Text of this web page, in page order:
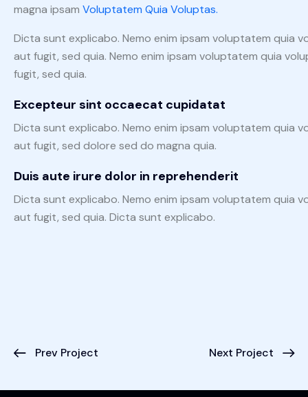
magna ipsam Voluptatem Quia Voluptas.
Dicta sunt explicabo. Nemo enim ipsam voluptatem quia
aut fugit, sed quia. Nemo enim ipsam voluptatem quia
fugit, sed quia.
Excepteur sint occaecat cupidatat
Dicta sunt explicabo. Nemo enim ipsam voluptatem quia
aut fugit, sed dolore sed do magna quia.
Duis aute irure dolor in reprehenderit
Dicta sunt explicabo. Nemo enim ipsam voluptatem quia
aut fugit, sed quia. Dicta sunt explicabo.
Prev Project Next Project